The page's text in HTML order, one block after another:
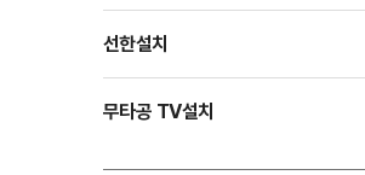
선한설치
무타공 TV설치